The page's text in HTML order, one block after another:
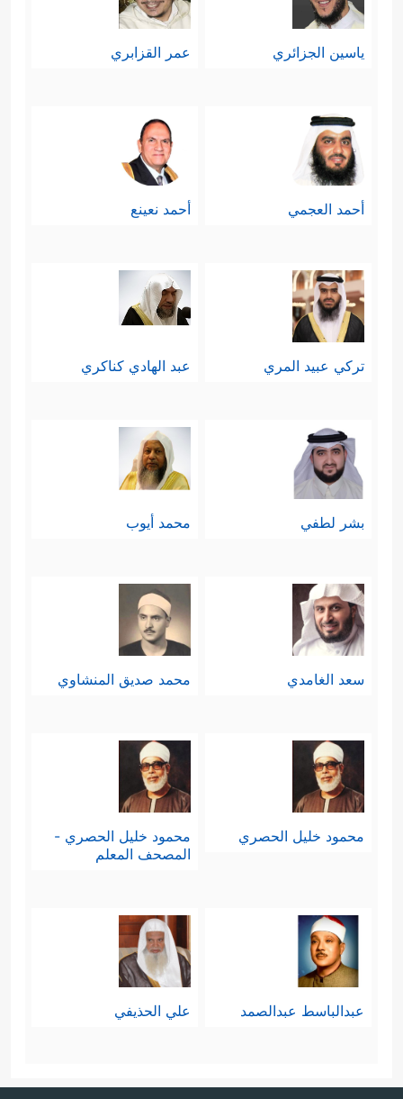
ياسين الجزائري عمر القزابري
أحمد العجمي أحمد نعينع
تركي عبيد المري عبد الهادي كناكري
بشر لطفي محمد أيوب
سعد الغامدي محمد صديق المنشاوي
محمود خليل الحصري
محمود خليل الحصري -
المصحف المعلم
عبدالباسط عبدالصمد علي الحذيفي